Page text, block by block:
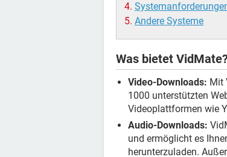
Andere Systeme
Was bietet
Video-Downloads: Mit
1000 unterstützten
Videoplattformen wie
Audio-Downloads:
und ermöglicht es
herunterzuladen.